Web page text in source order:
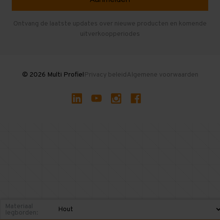
Gebruikte entresolvloeren
Ontvang de laatste updates over nieuwe producten en komende
uitverkoopperiodes
© 2026 Multi ProfielPrivacy beleidAlgemene voorwaarden
Materiaal
legborden: